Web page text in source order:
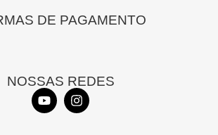
DE PAGAMENTO
NOSSAS REDES